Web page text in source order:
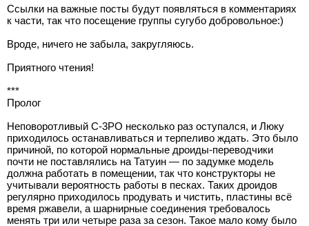
Ссылки на важные посты будут появляться в комментариях
к части, так что посещение группы сугубо добровольное:)
Вроде, ничего не забыла, закругляюсь.
Приятного чтения!
***
Пролог
Неповоротливый С-3РО несколько раз оступался, и Люку
приходилось останавливаться и терпеливо ждать. Это было
причиной, по которой нормальные дроиды-переводчики
почти не поставлялись на Татуин — по задумке модель
должна работать в помещении, так что конструкторы не
учитывали вероятность работы в песках. Таких дроидов
регулярно приходилось продувать и чистить, пластины всё
время ржавели, а шарнирные соединения требовалось
менять три или четыре раза за сезон. Такое мало кому было